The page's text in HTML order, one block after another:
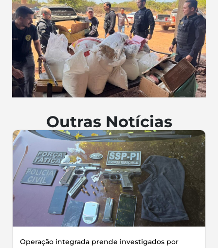
Outras Notícias
Operação integrada prende investigados por